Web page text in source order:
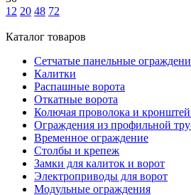
12 20 48 72
Каталог товаров
Сетчатые панельные
Калитки
Распашные ворота
Откатные ворота
Колючая проволока и
Ограждения из профильной
Временное ограждение
Столбы и крепеж
Замки для калиток и ворот
Электроприводы для ворот
Модульные ограждения